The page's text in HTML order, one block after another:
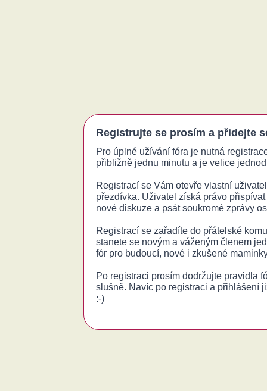
Registrujte se prosím a přidejte
Pro úplné užívání fóra je nutná
přibližně jednu minutu a je velice
Registrací se Vám otevře vlastní
přezdívka. Uživatel získá právo
nové diskuze a psát soukromé zprávy
Registrací se zařadíte do přátelské
stanete se novým a váženým členem
fór pro budoucí, nové i zkušené
Po registraci prosím dodržujte pravidla
slušně. Navíc po registraci a přihlášení
:-)